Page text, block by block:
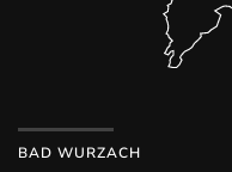
BAD WURZACH